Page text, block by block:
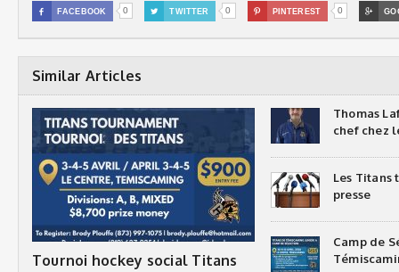
 FACEBOOK 0  TWITTER 0  PINTEREST 0 
Similar Articles
Tournoi hockey social Titans
Thomas
chef chez
Les Titans
presse
Camp de